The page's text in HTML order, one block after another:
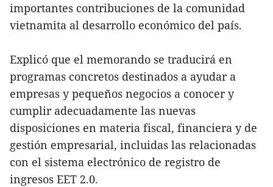
importantes contribuciones de la comunidad
vietnamita al desarrollo económico del país.
Explicó que el memorando se traducirá en
programas concretos destinados a ayudar a
empresas y pequeños negocios a conocer y
cumplir adecuadamente las nuevas
disposiciones en materia fiscal, financiera y de
gestión empresarial, incluidas las relacionadas
con el sistema electrónico de registro de
ingresos EET 2.0.